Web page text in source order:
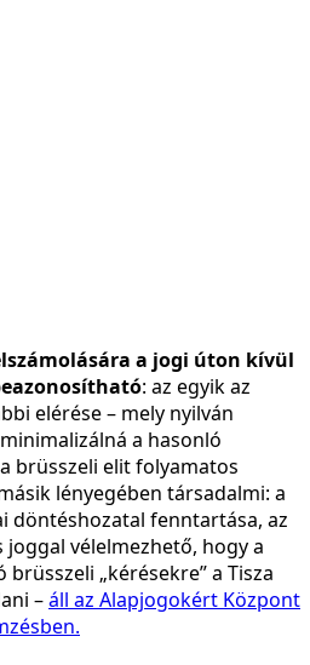
a jogi úton kívül
: az egyik az
elérése – mely nyilván
a hasonló
brüsszeli elit folyamatos
lényegében társadalmi: a
döntéshozatal fenntartása, az
vélelmezhető, hogy a
„kérésekre” a Tisza
–áll az Alapjogokért Központ